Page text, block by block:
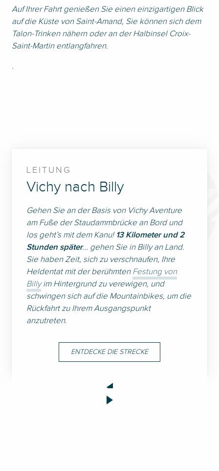
Auf Ihrer Fahrt genießen Sie einen einzigartigen Blick
auf die Küste von Saint-Amand, Sie können sich dem
Talon-Trinken nähern oder an der Halbinsel Croix-
Saint-Martin entlangfahren.
.
LEITUNG
Vichy nach Billy
Gehen Sie an der Basis von Vichy Aventure
am Fuße der Staudammbrücke an Bord und
los geht’s mit dem Kanu! 13 Kilometer und 2
Stunden später… gehen Sie in Billy an Land.
Sie haben Zeit, sich zu verschnaufen, Ihre
Heldentat mit der berühmten Festung von
Billyim Hintergrund zu verewigen, und
schwingen sich auf die Mountainbikes, um die
Rückfahrt zu Ihrem Ausgangspunkt
anzutreten.
ENTDECKE DIE STRECKE